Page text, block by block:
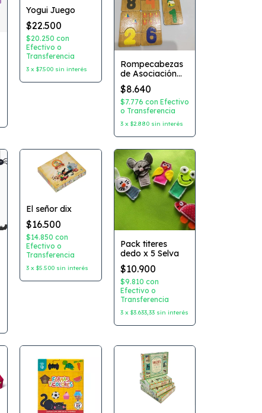
Yogui Juego
$22.500
$20.250con
Efectivo o
Transferencia
3 x$7.500 sin interés
Rompecabezas
de Asociación
Opuestos piezas
de madera
$8.640
$7.776 con Efectivo
o Transferencia
3 x $2.880 sin interés
El señor dix
$16.500
$14.850con
Efectivo o
Transferencia
3 x$5.500 sin interés
Pack titeres
dedo x 5 Selva
$10.900
$9.810 con
Efectivo o
Transferencia
3 x $3.633,33 sin interés